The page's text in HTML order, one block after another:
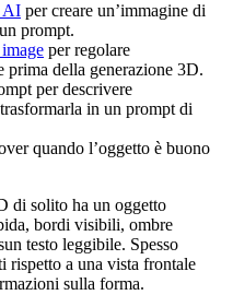
AI per creare un’immagine di
prompt.
per regolare
prima della generazione 3D.
per descrivere
in un prompt di
quando l’oggetto è buono
di solito ha un oggetto
bordi visibili, ombre
testo leggibile. Spesso
rispetto a una vista frontale
sulla forma.